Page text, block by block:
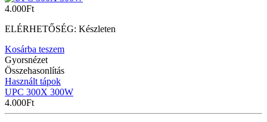
4.000Ft
ELÉRHETŐSÉG: Készleten
Kosárba teszem
Gyorsnézet
Összehasonlítás
Használt tápok
UPC 300X 300W
4.000Ft